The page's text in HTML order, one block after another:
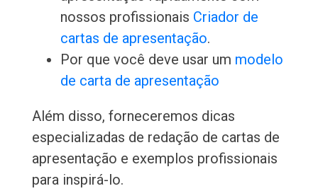
nossos profissionais Criador de
cartas de apresentação.
Por que você deve usar um modelo
de carta de apresentação
Além disso, forneceremos dicas
especializadas de redação de cartas de
apresentação e exemplos profissionais
para inspirá-lo.